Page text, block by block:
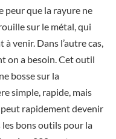
peur que la rayure ne
sur le métal, qui
venir. Dans l’autre cas,
on a besoin. Cet outil
bosse sur la
simple, rapide, mais
rapidement devenir
les bons outils pour la